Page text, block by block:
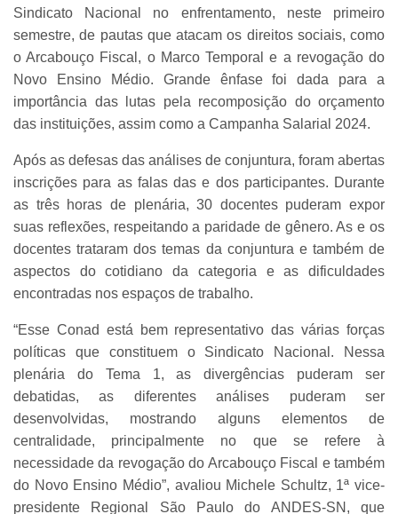
Sindicato Nacional no enfrentamento, neste primeiro
semestre, de pautas que atacam os direitos sociais, como
o Arcabouço Fiscal, o Marco Temporal e a revogação do
Novo Ensino Médio. Grande ênfase foi dada para a
importância das lutas pela recomposição do orçamento
das instituições, assim como a Campanha Salarial 2024.
Após as defesas das análises de conjuntura, foram abertas
inscrições para as falas das e dos participantes. Durante
as três horas de plenária, 30 docentes puderam expor
suas reflexões, respeitando a paridade de gênero. As e os
docentes trataram dos temas da conjuntura e também de
aspectos do cotidiano da categoria e as dificuldades
encontradas nos espaços de trabalho.
“Esse Conad está bem representativo das várias forças
políticas que constituem o Sindicato Nacional. Nessa
plenária do Tema 1, as divergências puderam ser
debatidas, as diferentes análises puderam ser
desenvolvidas, mostrando alguns elementos de
centralidade, principalmente no que se refere à
necessidade da revogação do Arcabouço Fiscal e também
do Novo Ensino Médio”, avaliou Michele Schultz, 1ª vice-
presidente Regional São Paulo do ANDES-SN, que